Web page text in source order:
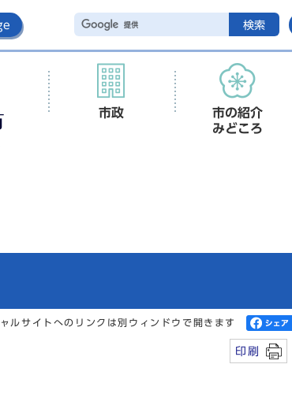
検索
市政
市の紹介
みどころ
ルサイトへのリンクは別ウィンドウで開きます
印刷